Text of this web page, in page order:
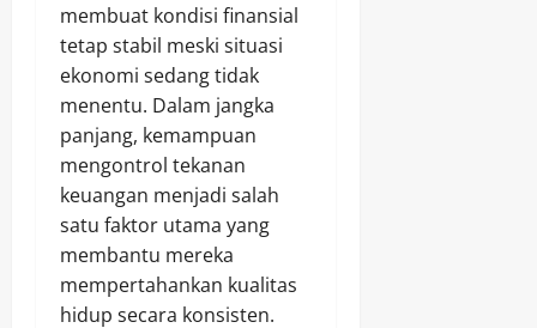
membuat kondisi finansial
tetap stabil meski situasi
ekonomi sedang tidak
menentu. Dalam jangka
panjang, kemampuan
mengontrol tekanan
keuangan menjadi salah
satu faktor utama yang
membantu mereka
mempertahankan kualitas
hidup secara konsisten.